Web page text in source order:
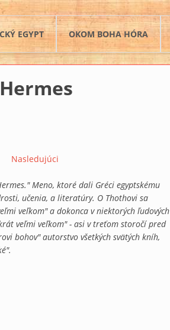
EGYPT OKOM BOHA HÓRA
Nasledujúci
Meno, ktoré dali Gréci egyptskému
učenia, a literatúry. O Thothovi sa
veľkom" a dokonca v niektorých ľudových
veľmi veľkom" - asi v treťom storočí pred
bohov" autorstvo všetkých svätých kníh,